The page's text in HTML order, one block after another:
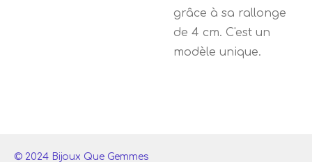
grâce à sa rallonge
de 4 cm. C'est un
modèle unique.
© 2024 Bijoux Que Gemmes